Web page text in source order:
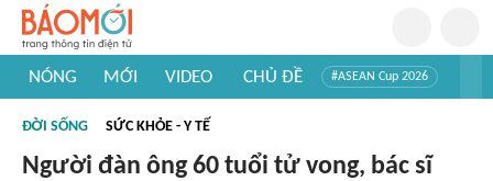
NÓNG MỚI VIDEO CHỦ ĐỀ #ASEAN Cup 2026
#Khám phá thế giới
ĐỜI SỐNG SỨC KHỎE - Y TẾ
Người đàn ông 60 tuổi tử vong, bác sĩ